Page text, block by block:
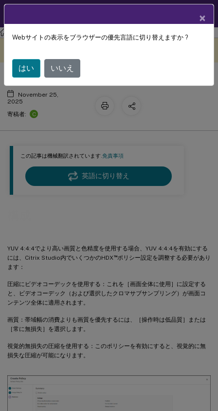
Citrix Virtual Apps and Desktops7 2511 Thinwire
この記事は機械翻訳されています.免責事項
英語に切り替え
YUV 4:4:4でより高い画質と色精度を使用する場合、YUV 4:4:4を有効にする
には、Citrix Studio内でいくつかのHDX ™ポリシー設定を調整する必要があり
ます：
圧縮にビデオコーデックを使用する：これを［画面全体に使用］に設定する
と、ビデオコーデック（および選択したクロマサブサンプリング）が画面コ
ンテンツ全体に適用されます。
画質：帯域幅の消費よりも画質を優先するには、［操作時は低品質］または
［常に無損失］を選択します。
視覚的無損失の圧縮を使用する：このポリシーを有効にすると、視覚的に無
損失な圧縮が可能になります。
構成
November 25,
2025
寄稿者:
C
×
Webサイトの表示をブラウザーの優先言語に切り替えますか ?
はい いいえ